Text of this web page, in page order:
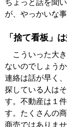
ちょっと話を聞
が、やっかいな
「捨て看板」
こういった大き
ないのでしょう
連絡は話が早く
探している人は
す。不動産は１
す。たくさんの
商売ではありま